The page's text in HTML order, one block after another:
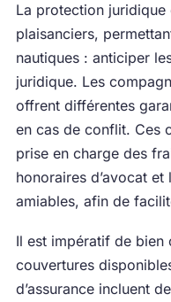
La protection juridique
plaisanciers,
nautiques : anticiper
juridique. Les
offrent différentes
en cas de conflit. Ces
prise en charge des
honoraires d’avocat et
amiables, afin de
Il est impératif de bien
couvertures
d’assurance incluent